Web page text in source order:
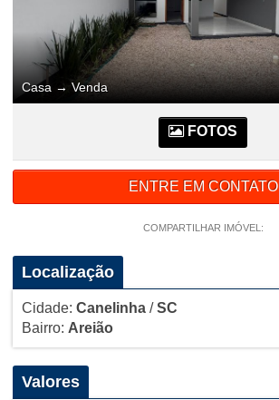
Casa → Venda
FOTOS
ENTRE EM CONTATO
COMPARTILHAR IMÓVEL:
Localização
Cidade: Canelinha/SC
Bairro: Areião
Valores